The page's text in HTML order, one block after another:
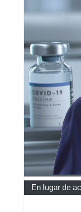
En lugar de